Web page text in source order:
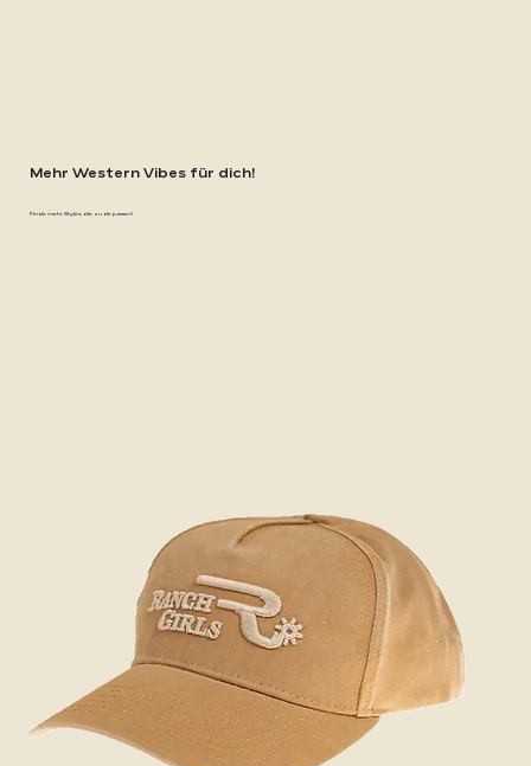
Mehr Western Vibes für dich!
Finde mehr Styles, die zu dir passen!